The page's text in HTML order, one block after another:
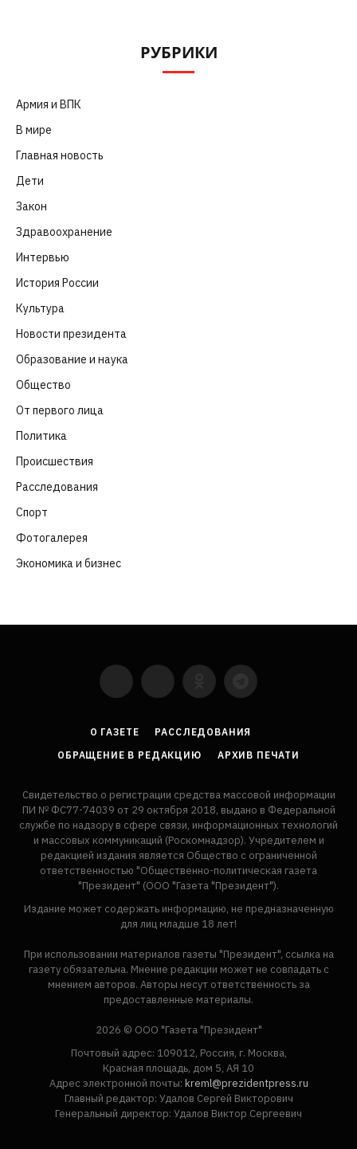
РУБРИКИ
Армия и ВПК
В мире
Главная новость
Дети
Закон
Здравоохранение
Интервью
История России
Культура
Новости президента
Образование и наука
Общество
От первого лица
Политика
Происшествия
Расследования
Спорт
Фотогалерея
Экономика и бизнес
YouTubeVKontakte
LinkedInFlickr
О ГАЗЕТЕ
РАССЛЕДОВАНИЯ
ОБРАЩЕНИЕ В РЕДАКЦИЮ
АРХИВ ПЕЧАТИ
Свидетельство о регистрации средства массовой информации
ПИ № ФС77-74039 от 29 октября 2018, выдано в Федеральной
службе по надзору в сфере связи, информационных технологий
и массовых коммуникаций (Роскомнадзор). Учредителем и
редакцией издания является Общество с ограниченной
ответственностью "Общественно-политическая газета
"Президент" (ООО "Газета "Президент").
Издание может содержать информацию, не предназначенную
для лиц младше 18 лет!
При использовании материалов газеты "Президент", ссылка на
газету обязательна. Мнение редакции может не совпадать с
мнением авторов. Авторы несут ответственность за
предоставленные материалы.
2026 © ООО "Газета "Президент"
Почтовый адрес: 109012, Россия, г. Москва,
Красная площадь, дом 5, АЯ 10
Адрес электронной почты: kreml@prezidentpress.ru
Главный редактор: Удалов Сергей Викторович
Генеральный директор: Удалов Виктор Сергеевич